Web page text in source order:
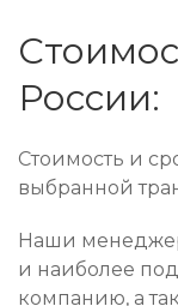
России:
Стоимость и
выбранной
Наши
и наиболее
компанию, а